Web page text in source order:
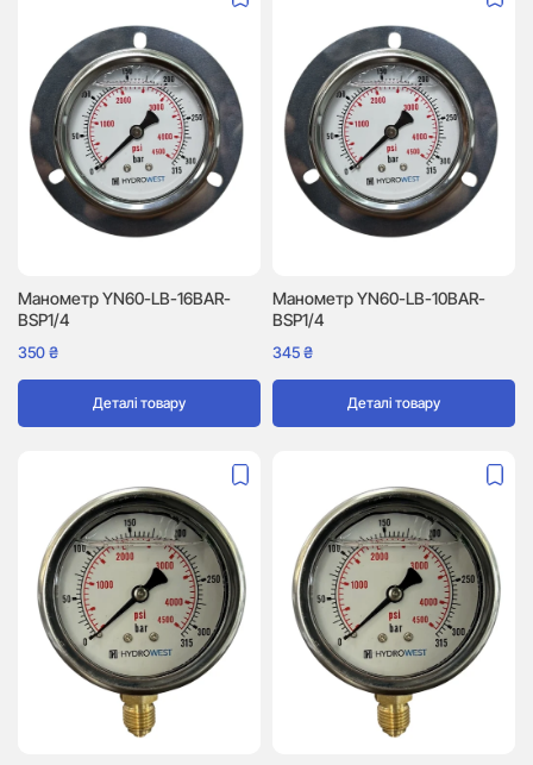
Манометр YN60-LB-16BAR-
BSP1/4
350₴
Деталі товару
Манометр YN60-LB-10BAR-
BSP1/4
345₴
Деталі товару